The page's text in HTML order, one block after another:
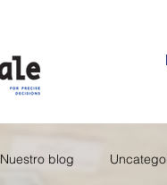
Nuestro blog